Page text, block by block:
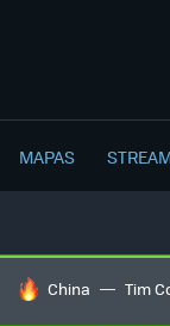
MAPAS
HOY SE HABLA
China Tim